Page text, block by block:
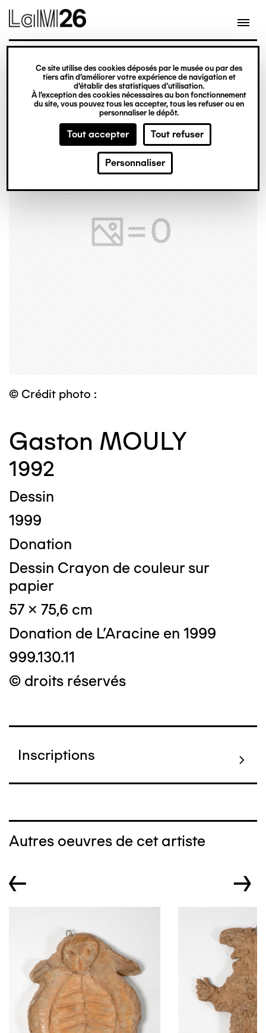
Gestion des cookies
Ce site utilise des cookies déposés par le musée ou par des
tiers afin d’améliorer votre expérience de navigation et
d’établir des statistiques d’utilisation.
À l’exception des cookies nécessaires au bon fonctionnement
du site, vous pouvez tous les accepter, tous les refuser ou en
personnaliser le dépôt.
Tout accepter Tout refuser
Personnaliser
contenu
© Crédit photo :
Gaston MOULY
1992
Dessin
1999
Donation
Dessin Crayon de couleur sur
papier
57 x 75,6 cm
Donation de L'Aracine en 1999
999.130.11
© droits réservés
Inscriptions
Autres oeuvres de cet artiste
← →